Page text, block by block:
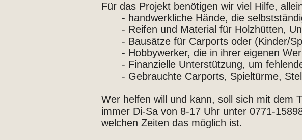
Für das Projekt benötigen wir viel Hilfe,
- handwerkliche Hände, die
- Reifen und Material für Holzhütten,
- Bausätze für Carports oder (Kinder/
- Hobbywerker, die in ihrer eigenen
- Finanzielle Unterstützung, um
- Gebrauchte Carports, Spieltürme,
Wer helfen will und kann, soll sich mit dem
immer Di-Sa von 8-17 Uhr unter 0771-
welchen Zeiten das möglich ist.